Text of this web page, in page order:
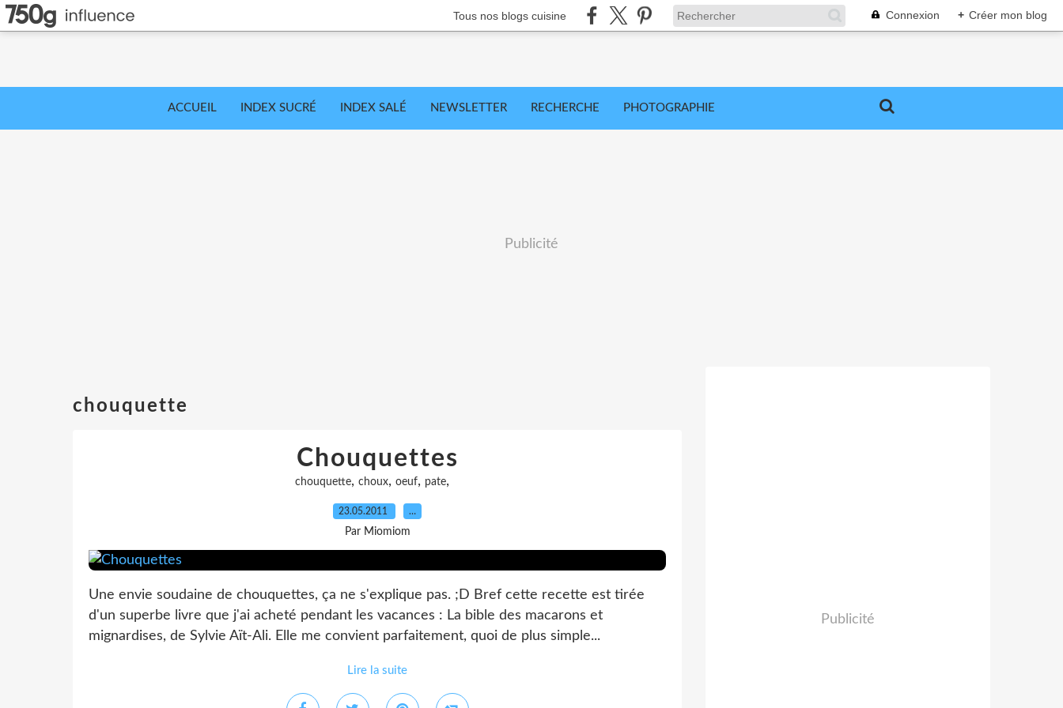
Tous nos blogs cuisine Connexion + Créer mon blog
ACCUEIL INDEX SUCRÉ INDEX SALÉ NEWSLETTER RECHERCHE PHOTOGRAPHIE
Publicité
chouquette
Chouquettes
chouquette, choux, oeuf, pate,
23.05.2011 …
Par Miomiom
Une envie soudaine de chouquettes, ça ne s'explique pas. ;D Bref cette recette est tirée
d'un superbe livre que j'ai acheté pendant les vacances : La bible des macarons et
mignardises, de Sylvie Aït-Ali. Elle me convient parfaitement, quoi de plus simple...
Lire la suite
Publicité